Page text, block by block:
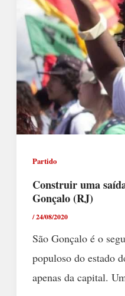
Partido
Construir uma
Gonçalo (RJ)
/24/08/2020
São Gonçalo é o
populoso do estado
apenas da capital.